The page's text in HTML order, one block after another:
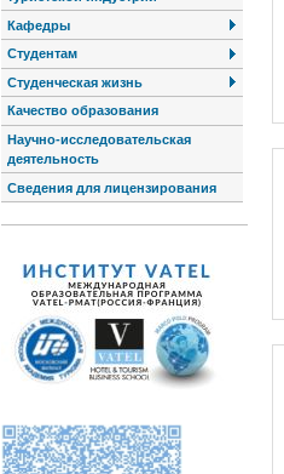
Кафедры
Студентам
Студенческая жизнь
Качество образования
Научно-исследовательская
деятельность
Сведения для лицензирования